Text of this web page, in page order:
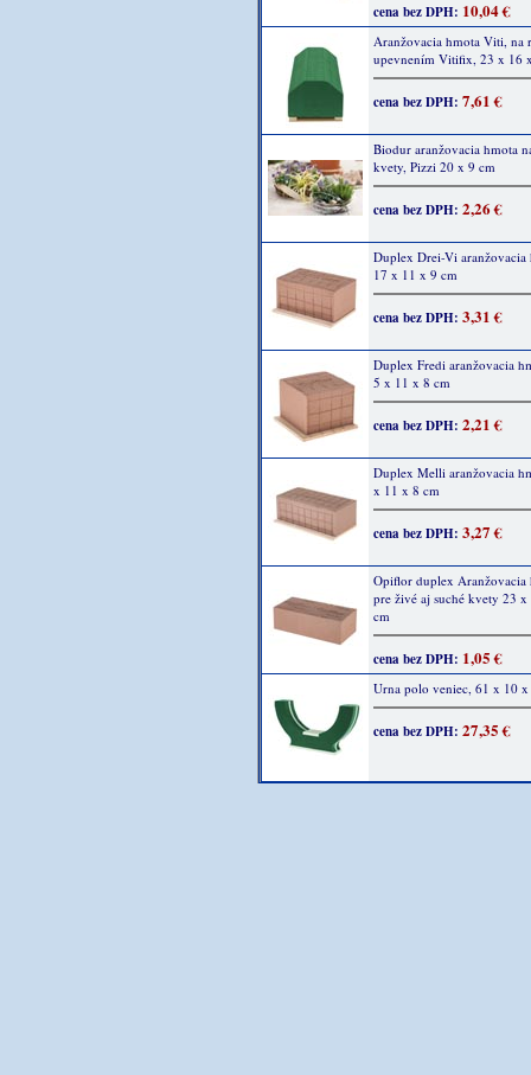
cena bez DPH: 10,04 €
Aranžovacia hmota Viti, na
upevnením Vitifix, 23 x 16
cena bez DPH: 7,61 €
Biodur aranžovacia hmota
kvety, Pizzi 20 x 9 cm
cena bez DPH: 2,26 €
Duplex Drei-Vi aranžovacia
17 x 11 x 9 cm
cena bez DPH: 3,31 €
Duplex Fredi aranžovacia
5 x 11 x 8 cm
cena bez DPH: 2,21 €
Duplex Melli aranžovacia
x 11 x 8 cm
cena bez DPH: 3,27 €
Opiflor duplex Aranžovacia
pre živé aj suché kvety 23
cm
cena bez DPH: 1,05 €
Urna polo veniec, 61 x 10
cena bez DPH: 27,35 €